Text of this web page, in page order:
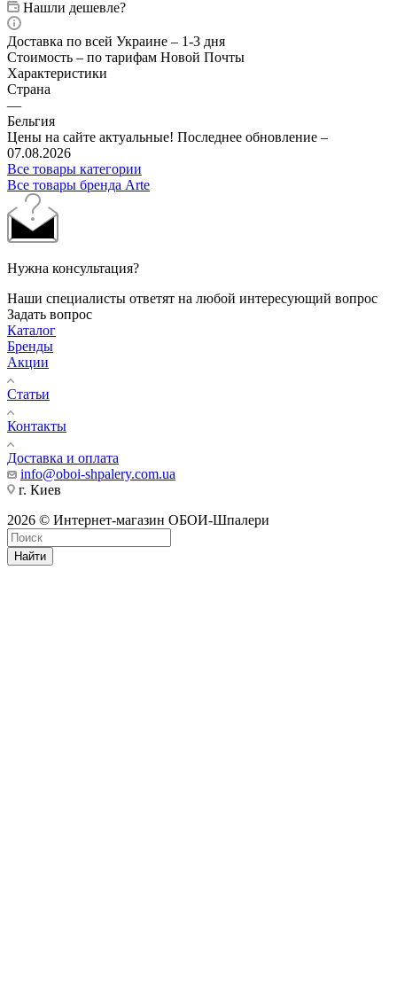
Нашли дешевле?
Доставка по всей Украине – 1-3 дня
Стоимость – по тарифам Новой Почты
Характеристики
Страна
—
Бельгия
Цены на сайте актуальные! Последнее обновление –
07.08.2026
Все товары категории
Все товары бренда Arte
Нужна консультация?
Наши специалисты ответят на любой интересующий вопрос
Задать вопрос
Каталог
Бренды
Акции
Статьи
Контакты
Доставка и оплата
info@oboi-shpalery.com.ua
г. Киев
2026 © Интернет-магазин ОБОИ-Шпалери
Найти